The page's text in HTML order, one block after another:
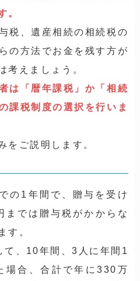
。
税、遺産相続の相続税の
の方法でお金を残す方が
考えましょう。
は「暦年課税」か「相続
課税制度の選択を行いま
をご説明します。
の1年間で、贈与を受け
までは贈与税がかからな
す。
て、10年間、3人に年間1
場合、合計で年に330万